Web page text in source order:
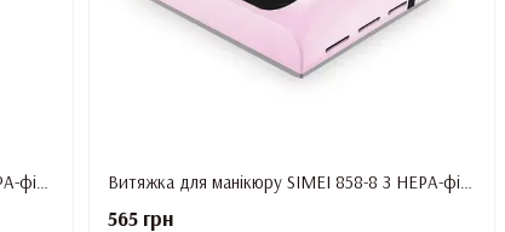
Витяжка для манікюру SIMEI 858-8 З НЕРА-фільтром 80W (рожева)
565 грн